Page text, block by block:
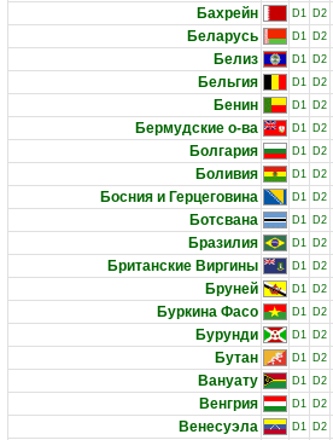
Бахрейн D1 D2
Беларусь D1 D2
Белиз D1 D2
Бельгия D1 D2
Бенин D1 D2
Бермудские о-ва D1 D2
Болгария D1 D2
Боливия D1 D2
Босния и Герцеговина D1 D2
Ботсвана D1 D2
Бразилия D1 D2
Британские Виргины D1 D2
Бруней D1 D2
Буркина Фасо D1 D2
Бурунди D1 D2
Бутан D1 D2
Вануату D1 D2
Венгрия D1 D2
Венесуэла D1 D2